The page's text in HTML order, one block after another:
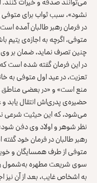
نشود»، سبب ثواب برای
در فرمان رهبر طالبان آمده
متوفی، اگرچه به اجازه‌ی
چنین تصرف نماید، ضمان بر
در این فرمان گفته شده است
تعزیت، در عید اول متوفی به
منع است» و «در بعضی مناطق
حضیره‌ی پدری‌اش انتقال یابد
می‌شود، که این حیثیت شرعی
نظر شوهر و اولاد وی دفن
رهبر طالبان در فرمان خود
متوفی از طرف همسایگان و
سوی شریعت مطهره به‌شمول
به اشخاص غایب، بعد از آن نیز